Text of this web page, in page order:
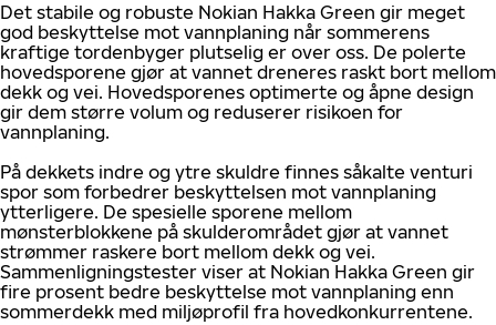
Det stabile og robuste Nokian Hakka Green gir meget
god beskyttelse mot vannplaning når sommerens
kraftige tordenbyger plutselig er over oss. De polerte
hovedsporene gjør at vannet dreneres raskt bort mellom
dekk og vei. Hovedsporenes optimerte og åpne design
gir dem større volum og reduserer risikoen for
vannplaning.
På dekkets indre og ytre skuldre finnes såkalte venturi
spor som forbedrer beskyttelsen mot vannplaning
ytterligere. De spesielle sporene mellom
mønsterblokkene på skulderområdet gjør at vannet
strømmer raskere bort mellom dekk og vei.
Sammenligningstester viser at Nokian Hakka Green gir
fire prosent bedre beskyttelse mot vannplaning enn
sommerdekk med miljøprofil fra hovedkonkurrentene.